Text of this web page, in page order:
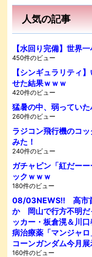
人気の記事
【水回り完備】世界
450件のビュー
【シンギュラリティ
せた結果ｗｗｗ
420件のビュー
猛暑の中、弱ってい
260件のビュー
ラジコン飛行機のコ
みた！
240件のビュー
ガチャピン「紅だー
ックｗｗｗ
180件のビュー
08/03NEWS!! 高市
か 岡山で行方不明
ッカー・板倉滉＆川
病治療薬「マンジャ
コーンガンダム今月
160件のビュー